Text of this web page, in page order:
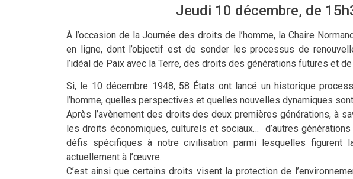
Jeudi 10 décembre, de
À l’occasion de la Journée des droits de l’homme, la Chaire
en ligne, dont l’objectif est de sonder les processus de
l’idéal de Paix avec la Terre, des droits des générations futures et de
Si, le 10 décembre 1948, 58 États ont lancé un historique
l’homme, quelles perspectives et quelles nouvelles dynamiques
Après l’avènement des droits des deux premières générations, à
les droits économiques, culturels et sociaux… d’autres
défis spécifiques à notre civilisation parmi lesquelles figurent
actuellement à l’œuvre.
C’est ainsi que certains droits visent la protection de